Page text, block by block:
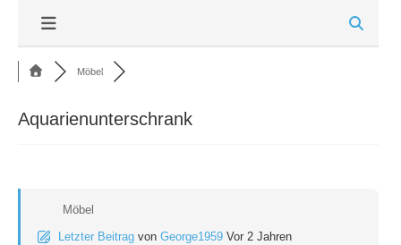
Möbel
Aquarienunterschrank
Möbel
Letzter Beitrag von George1959 Vor 2 Jahren